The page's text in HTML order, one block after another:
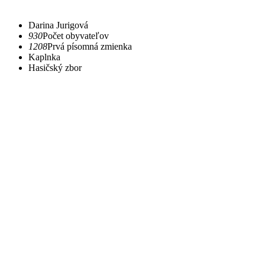
Darina Jurigová
930Počet obyvateľov
1208Prvá písomná zmienka
Kaplnka
Hasičský zbor